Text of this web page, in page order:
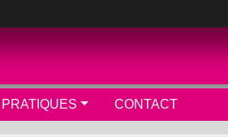
PRATIQUES CONTACT